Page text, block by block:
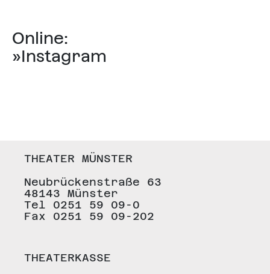
Online:
»Instagram
THEATER MÜNSTER
Neubrückenstraße 63
48143 Münster
Tel 0251 59 09-0
Fax 0251 59 09-202
THEATERKASSE